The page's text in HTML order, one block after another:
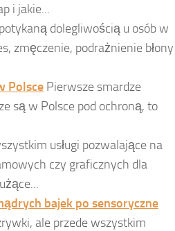
i jakie...
dolegliwością u osób w
zmęczenie, podrażnienie błony
Polsce Pierwsze smardze
są w Polsce pod ochroną, to
usługi pozwalające na
czy graficznych dla
bajek po sensoryczne
ale przede wszystkim